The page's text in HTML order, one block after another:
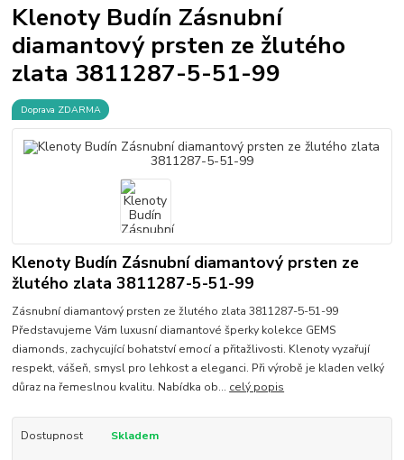
Klenoty Budín Zásnubní
diamantový prsten ze žlutého
zlata 3811287-5-51-99
Doprava ZDARMA
Klenoty Budín Zásnubní diamantový prsten ze
žlutého zlata 3811287-5-51-99
Zásnubní diamantový prsten ze žlutého zlata 3811287-5-51-99
Představujeme Vám luxusní diamantové šperky kolekce GEMS
diamonds, zachycující bohatství emocí a přitažlivosti. Klenoty vyzařují
respekt, vášeň, smysl pro lehkost a eleganci. Při výrobě je kladen velký
důraz na řemeslnou kvalitu. Nabídka ob... celý popis
Dostupnost Skladem